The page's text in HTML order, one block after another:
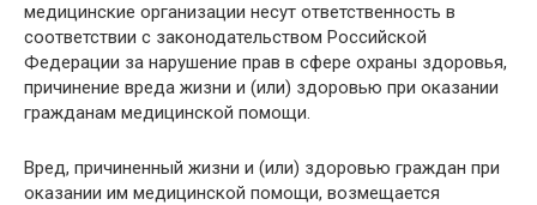
медицинские организации несут ответственность в
соответствии с законодательством Российской
Федерации за нарушение прав в сфере охраны здоровья,
причинение вреда жизни и (или) здоровью при оказании
гражданам медицинской помощи.
Вред, причиненный жизни и (или) здоровью граждан при
оказании им медицинской помощи, возмещается